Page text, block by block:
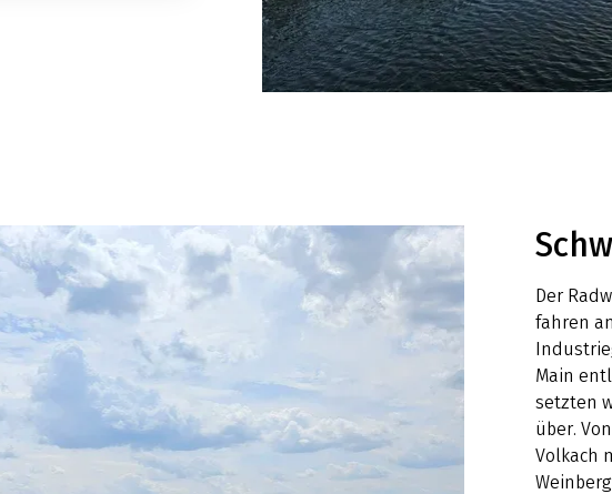
Der
fahren
Main
setzten
über.
Volkach